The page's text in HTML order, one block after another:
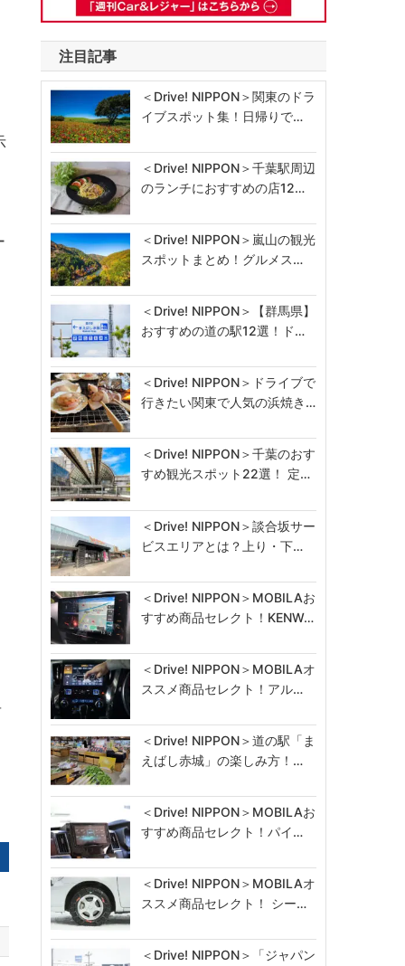
注目記事
＜Drive! NIPPON＞関東のドラ
イブスポット集！日帰りで…
＜Drive! NIPPON＞千葉駅周辺
のランチにおすすめの店12…
＜Drive! NIPPON＞嵐山の観光
スポットまとめ！グルメス…
＜Drive! NIPPON＞【群馬県】
おすすめの道の駅12選！ド…
＜Drive! NIPPON＞ドライブで
行きたい関東で人気の浜焼き…
＜Drive! NIPPON＞千葉のおす
すめ観光スポット22選！ 定…
＜Drive! NIPPON＞談合坂サー
ビスエリアとは？上り・下…
＜Drive! NIPPON＞MOBILAお
すすめ商品セレクト！KENW…
＜Drive! NIPPON＞MOBILAオ
ススメ商品セレクト！アル…
＜Drive! NIPPON＞道の駅「ま
えばし赤城」の楽しみ方！…
＜Drive! NIPPON＞MOBILAお
すすめ商品セレクト！パイ…
＜Drive! NIPPON＞MOBILAオ
ススメ商品セレクト！ シー…
＜Drive! NIPPON＞「ジャパン